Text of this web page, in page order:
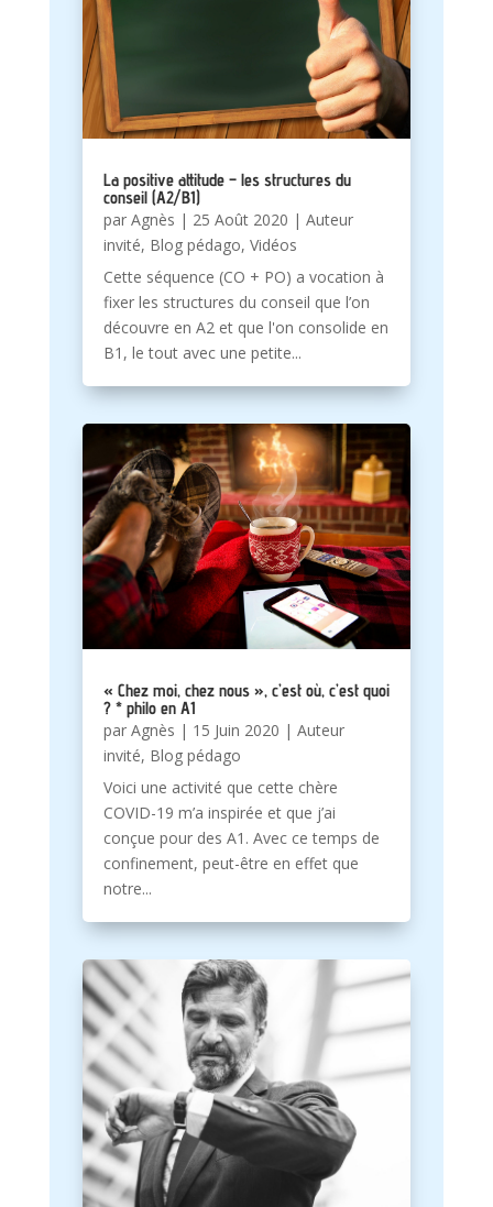
La positive attitude – les structures du
conseil (A2/B1)
par Agnès | 25 Août 2020 | Auteur
invité, Blog pédago, Vidéos
Cette séquence (CO + PO) a vocation à
fixer les structures du conseil que l’on
découvre en A2 et que l'on consolide en
B1, le tout avec une petite...
« Chez moi, chez nous », c’est où, c’est quoi
? * philo en A1
par Agnès | 15 Juin 2020 | Auteur
invité, Blog pédago
Voici une activité que cette chère
COVID-19 m’a inspirée et que j’ai
conçue pour des A1. Avec ce temps de
confinement, peut-être en effet que
notre...